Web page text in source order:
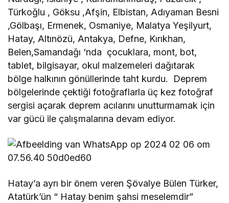
Türkoğlu , Göksu ,Afşin, Elbistan, Adıyaman Besni
,Gölbaşı, Ermenek, Osmaniye, Malatya Yeşilyurt,
Hatay, Altınözü, Antakya, Defne, Kırıkhan,
Belen,Samandağı ‘nda çocuklara, mont, bot,
tablet, bilgisayar, okul malzemeleri dağıtarak
bölge halkının gönüllerinde taht kurdu. Deprem
bölgelerinde çektiği fotoğraflarla üç kez fotoğraf
sergisi açarak deprem acılarını unutturmamak için
var gücü ile çalışmalarına devam ediyor.
Hatay’a ayrı bir önem veren Şövalye Bülen Türker,
Atatürk’ün “ Hatay benim şahsi meselemdir”